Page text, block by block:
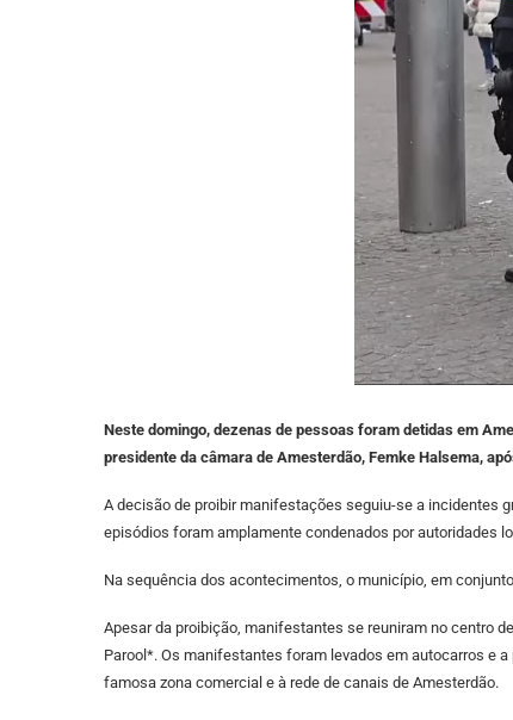
Neste domingo, dezenas de pessoas foram detidas em
presidente da câmara de Amesterdão, Femke Halsema,
A decisão de proibir manifestações seguiu-se a incidentes
episódios foram amplamente condenados por autoridades
Na sequência dos acontecimentos, o município, em
Apesar da proibição, manifestantes se reuniram no centro
Parool*. Os manifestantes foram levados em autocarros e
famosa zona comercial e à rede de canais de Amesterdão.